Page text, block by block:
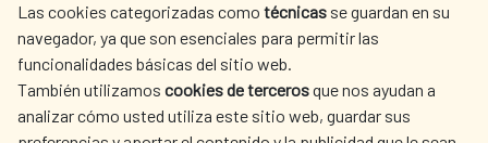
Las cookies categorizadas como técnicas se guardan en su
navegador, ya que son esenciales para permitir las
funcionalidades básicas del sitio web.
También utilizamos cookies de tercerosque nos ayudan a
analizar cómo usted utiliza este sitio web, guardar sus
LA AECID
DÓNDE COOPERAMOS
ACCIÓN HUMANITARIA
SALA DE PRENSA
CULTURA Y CIENCIA
BIBLIOTECA